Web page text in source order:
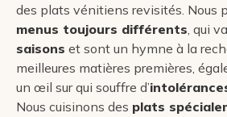
des plats vénitiens revisités. Nous
menus toujours différents, qui
saisons et sont un hymne à la
meilleures matières premières,
un œil sur qui souffre d’
Nous cuisinons des plats